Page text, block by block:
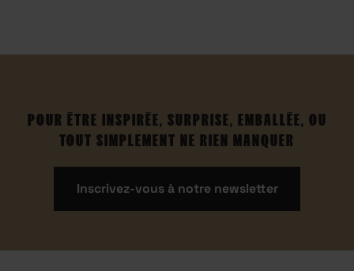
POUR ÊTRE INSPIRÉE, SURPRISE, EMBALLÉE, OU
TOUT SIMPLEMENT NE RIEN MANQUER
Inscrivez-vous à notre newsletter